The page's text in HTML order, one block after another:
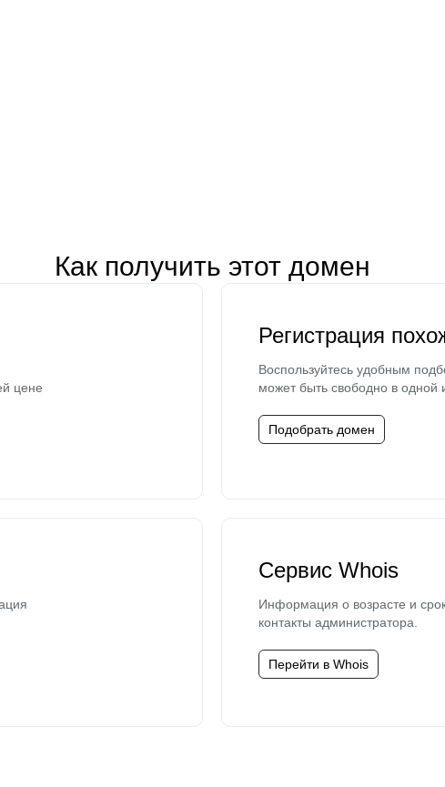
Как получить этот домен
цене
Регистрация
Воспользуйтесь удобным
может быть свободно в одной
Подобрать домен
Сервис Whois
Информация о возрасте и
контакты администратора.
Перейти в Whois